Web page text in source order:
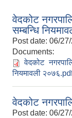
वेदकोट
सम्बन्धि
Post date: 06/
Documents:
वेदकोट
नियमावली
वेदकोट
Post date: 06/